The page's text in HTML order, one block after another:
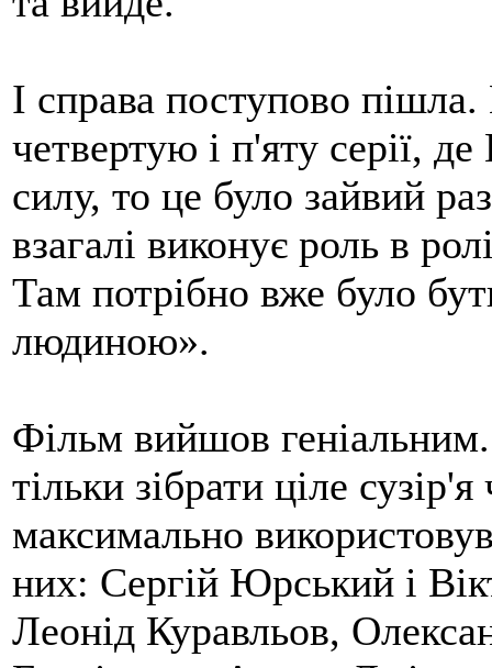
І справа поступово
четвертую і п'яту серії,
силу, то це було зайвий
взагалі виконує роль в
Там потрібно вже було
людиною».
Фільм вийшов геніальним.
тільки зібрати ціле
максимально
них: Сергій Юрський і
Леонід Куравльов,